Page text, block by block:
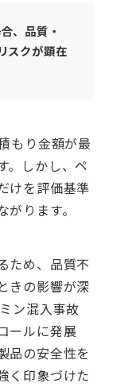
、品質・
スクが顕在
もり金額が最
。しかし、ペ
けを評価基準
ります。
ため、品質不
きの影響が深
ン混入事故
ールに発展
品の安全性を
く印象づけた